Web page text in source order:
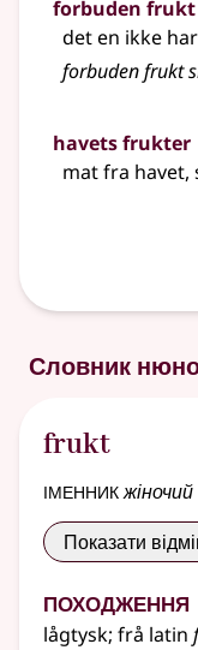
forbuden frukt
det en ikke
forbuden frukt
havets frukter
mat fra
Словник
frukt
іменникжіночий
Показати
Походження
lågtysk; frå latin